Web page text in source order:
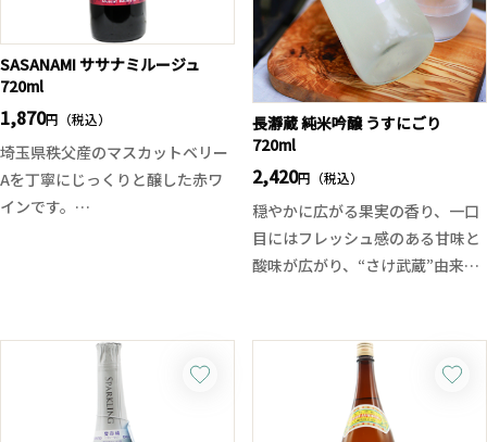
SASANAMI ササナミルージュ
720ml
1,870円（税込）
埼玉県秩父産のマスカットベリー
Aを丁寧にじっくりと醸した赤ワ
インです。
他、酸味と柔らかなボディ感があ
るので、ロールキャベツや豚キム
チなども相性の良い懐の深さを感
じさせる赤ワインです。
長瀞蔵 純米吟醸 うすにごり
720ml
2,420円（税込）
穏やかに広がる果実の香り、一口
目にはフレッシュ感のある甘味と
酸味が広がり、“さけ武蔵”由来の
ッシュな味わいを楽しめます。瓶
詰後は一切加工をしていない無濾
過生原酒ですので日本酒本来の味
を楽しめます。